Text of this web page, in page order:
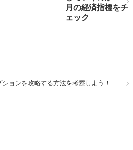
月の経済指標をチ
ェック
ションを攻略する方法を考察しよう！